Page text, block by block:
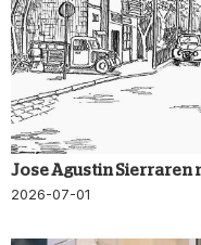
Jose Agustin Sierraren
2026-07-01